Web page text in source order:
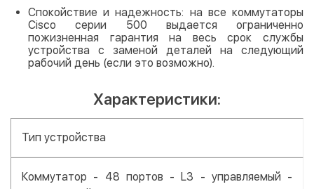
Спокойствие и надежность: на все коммутаторы
Cisco серии 500 выдается ограниченно
пожизненная гарантия на весь срок службы
устройства с заменой деталей на следующий
рабочий день (если это возможно).
Характеристики:
Тип устройства
Коммутатор - 48 портов - L3 - управляемый -